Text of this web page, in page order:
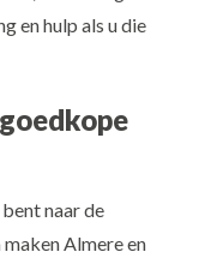
en hulp als u die
naar de
Almere en